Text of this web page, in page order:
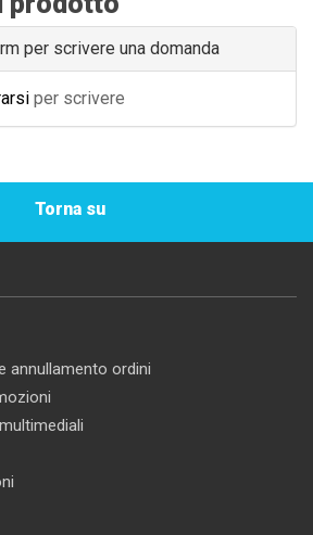
per scrivere una domanda
per scrivere
Torna su
annullamento ordini